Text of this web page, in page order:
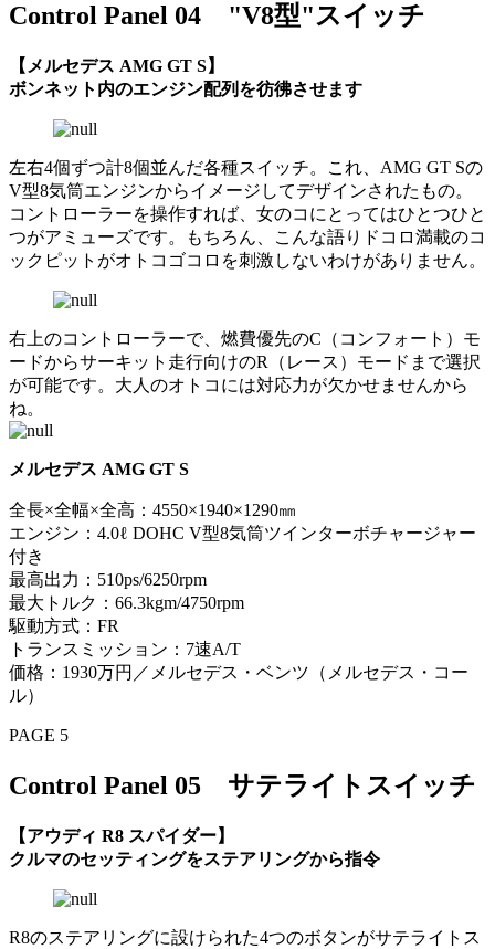
Control Panel 04 "V8型"スイッチ
【メルセデス AMG GT S】
ボンネット内のエンジン配列を彷彿させます
左右4個ずつ計8個並んだ各種スイッチ。これ、AMG GT Sの
V型8気筒エンジンからイメージしてデザインされたもの。
コントローラーを操作すれば、女のコにとってはひとつひと
つがアミューズです。もちろん、こんな語りドコロ満載のコ
ックピットがオトコゴコロを刺激しないわけがありません。
右上のコントローラーで、燃費優先のC（コンフォート）モ
ードからサーキット走行向けのR（レース）モードまで選択
が可能です。大人のオトコには対応力が欠かせませんから
ね。
メルセデス AMG GT S
全長×全幅×全高：4550×1940×1290㎜
エンジン：4.0ℓ DOHC V型8気筒ツインターボチャージャー
付き
最高出力：510ps/6250rpm
最大トルク：66.3kgm/4750rpm
駆動方式：FR
トランスミッション：7速A/T
価格：1930万円／メルセデス・ベンツ（メルセデス・コー
ル）
PAGE 5
Control Panel 05 サテライトスイッチ
【アウディ R8 スパイダー】
クルマのセッティングをステアリングから指令
R8のステアリングに設けられた4つのボタンがサテライトス